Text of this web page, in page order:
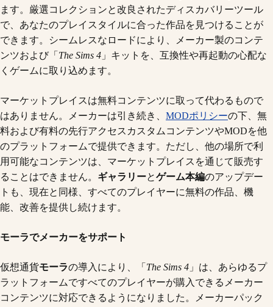
ます。厳選コレクションと改良されたディスカバリーツール
で、あなたのプレイスタイルに合った作品を見つけることが
できます。シームレスなロードにより、メーカー製のコンテ
ンツおよび「 The Sims 4 」キットを、互換性や再起動の心配な
くゲームに取り込めます。
マーケットプレイスは無料コンテンツに取って代わるもので
はありません。メーカーは引き続き、 MODポリシーの下、無
料および有料の先行アクセスカスタムコンテンツやMODを他
のプラットフォームで提供できます。ただし、他の場所で利
用可能なコンテンツは、マーケットプレイスを通じて販売す
ることはできません。 ギャラリーとゲーム本編のアップデー
トも、現在と同様、すべてのプレイヤーに無料の作品、機
能、改善を提供し続けます。
モーラでメーカーをサポート
仮想通貨モーラの導入により、「 The Sims 4 」は、あらゆるプ
ラットフォームですべてのプレイヤーが購入できるメーカー
コンテンツに対応できるようになりました。メーカーパック